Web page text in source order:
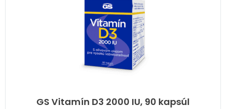
GS Vitamín D3 2000 IU, 90 kapsúl